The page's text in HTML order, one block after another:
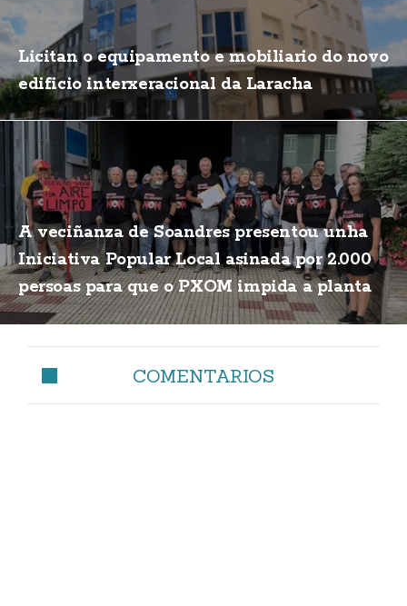
Licitan o equipamento e mobiliario do novo
edificio interxeracional da Laracha
A veciñanza de Soandres presentou unha
Iniciativa Popular Local asinada por 2.000
persoas para que o PXOM impida a planta
de biogás
COMENTARIOS